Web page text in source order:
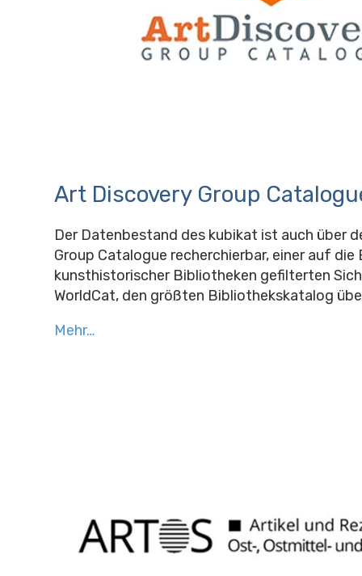
Art Discovery Group
Der Datenbestand des kubikat ist auch über
Group Catalogue recherchierbar, einer auf die
kunsthistorischer Bibliotheken gefilterten
WorldCat, den größten Bibliothekskatalog
Mehr…